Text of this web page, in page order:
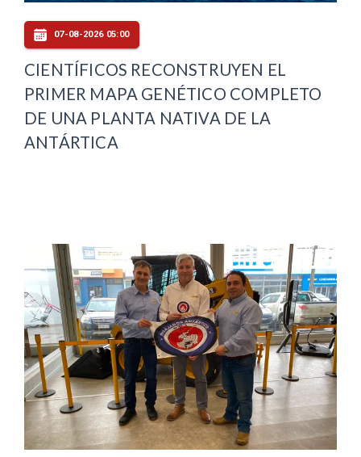
07-08-2026 05:00
CIENTÍFICOS RECONSTRUYEN EL
PRIMER MAPA GENÉTICO COMPLETO
DE UNA PLANTA NATIVA DE LA
ANTÁRTICA